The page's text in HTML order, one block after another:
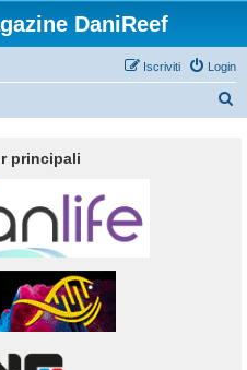
DaniReef
Login
Iscriviti
principali